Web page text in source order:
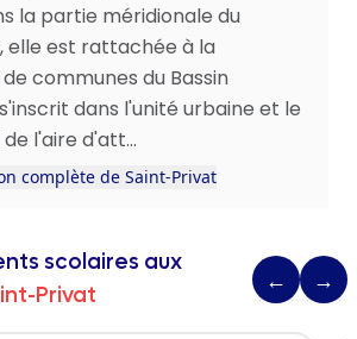
la partie méridionale du
est rattachée à la
communes du Bassin
dans l'unité urbaine et le
l'aire d'att...
complète de Saint-Privat
scolaires aux
Privat
← →